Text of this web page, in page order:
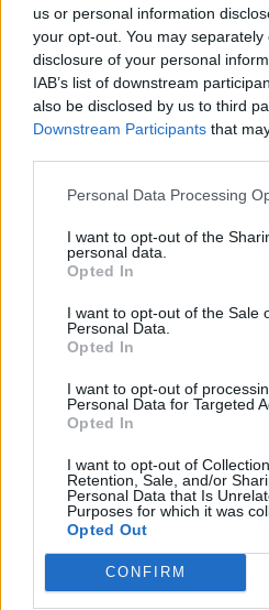
us or personal information
your opt-out. You may
disclosure of your personal
IAB’s list of downstream
also be disclosed by us to third
Downstream Participants that
Personal Data Processing
I want to opt-out of the
personal data.
Opted In
I want to opt-out of the Sale
Personal Data.
Opted In
I want to opt-out of
Personal Data for Targeted
Opted In
I want to opt-out of
Retention, Sale, and/or
Personal Data that Is
Purposes for which it was
Opted Out
CONFIRM
pedig ma is számos betegség ellen
Születésnapi
hétvégén a
ÉLŐ BOLYGÓNK
a legjobb